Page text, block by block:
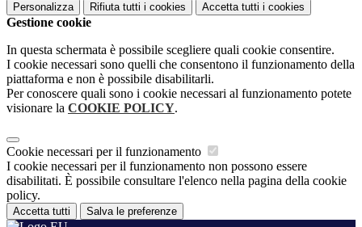
Personalizza Rifiuta tutti i cookies Accetta tutti i cookies
Gestione cookie
In questa schermata è possibile scegliere quali cookie consentire.
I cookie necessari sono quelli che consentono il funzionamento della
piattaforma e non è possibile disabilitarli.
Per conoscere quali sono i cookie necessari al funzionamento potete
visionare la COOKIE POLICY.
Cookie necessari per il funzionamento
I cookie necessari per il funzionamento non possono essere
disabilitati. È possibile consultare l'elenco nella pagina della cookie
policy.
Accetta tutti Salva le preferenze